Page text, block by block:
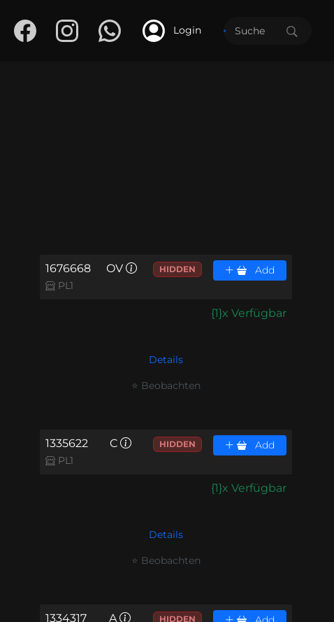
Login
1676668
PL1
OV HIDDEN Add
{1}x Verfügbar
Details
⭐ Beobachten
1335622
PL1
C HIDDEN Add
{1}x Verfügbar
Details
⭐ Beobachten
1334317 A HIDDEN